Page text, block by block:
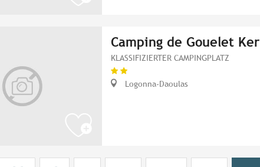
Camping de Gouelet Ker
KLASSIFIZIERTER CAMPINGPLATZ
Logonna-Daoulas